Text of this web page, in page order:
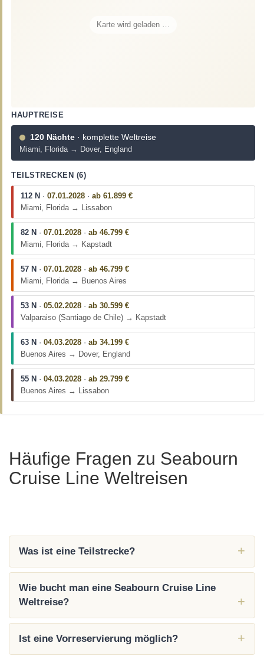
Karte wird geladen …
HAUPTREISE
120 Nächte · komplette Weltreise
Miami, Florida → Dover, England
TEILSTRECKEN (6)
112 N · 07.01.2028 · ab 61.899 €
Miami, Florida → Lissabon
82 N · 07.01.2028 · ab 46.799 €
Miami, Florida → Kapstadt
57 N · 07.01.2028 · ab 46.799 €
Miami, Florida → Buenos Aires
53 N · 05.02.2028 · ab 30.599 €
Valparaiso (Santiago de Chile) → Kapstadt
63 N · 04.03.2028 · ab 34.199 €
Buenos Aires → Dover, England
55 N · 04.03.2028 · ab 29.799 €
Buenos Aires → Lissabon
Häufige Fragen zu Seabourn
Cruise Line Weltreisen
Was ist eine Teilstrecke?
Wie bucht man eine Seabourn Cruise Line
Weltreise?
Ist eine Vorreservierung möglich?